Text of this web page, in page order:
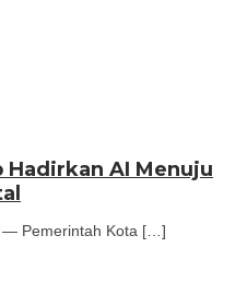
Hadirkan AI Menuju
— Pemerintah Kota […]